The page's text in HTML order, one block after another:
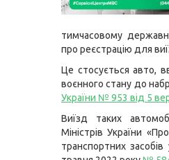
тимчасовому
про реєстрацію для
Це стосується авто,
воєнного стану до
України № 953 від 5
Виїзд таких
Міністрів України
транспортних